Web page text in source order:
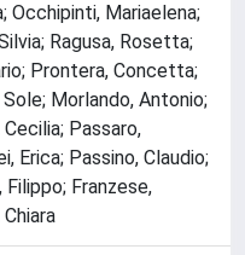
Occhipinti, Mariaelena;
Ragusa, Rosetta;
Prontera, Concetta;
Morlando, Antonio;
Passaro,
Erica; Passino, Claudio;
Franzese,